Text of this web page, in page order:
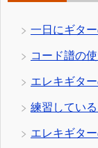
一日にギタ
コード譜の
エレキギタ
練習してい
エレキギタ